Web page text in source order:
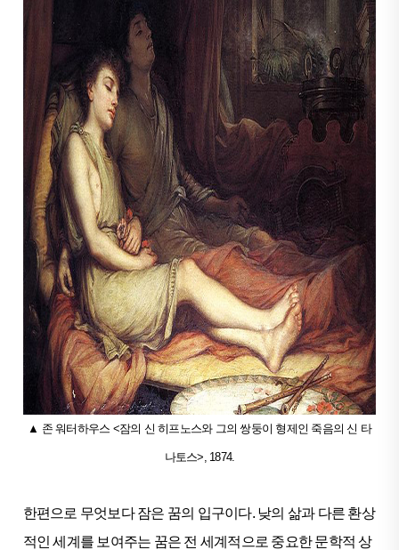
▲ 존 워터하우스 <잠의 신 히프노스와 그의 쌍둥이 형제인 죽음의 신 타
나토스>, 1874.
한편으로 무엇보다 잠은 꿈의 입구이다. 낮의 삶과 다른 환상
적인 세계를 보여주는 꿈은 전 세계적으로 중요한 문학적 상